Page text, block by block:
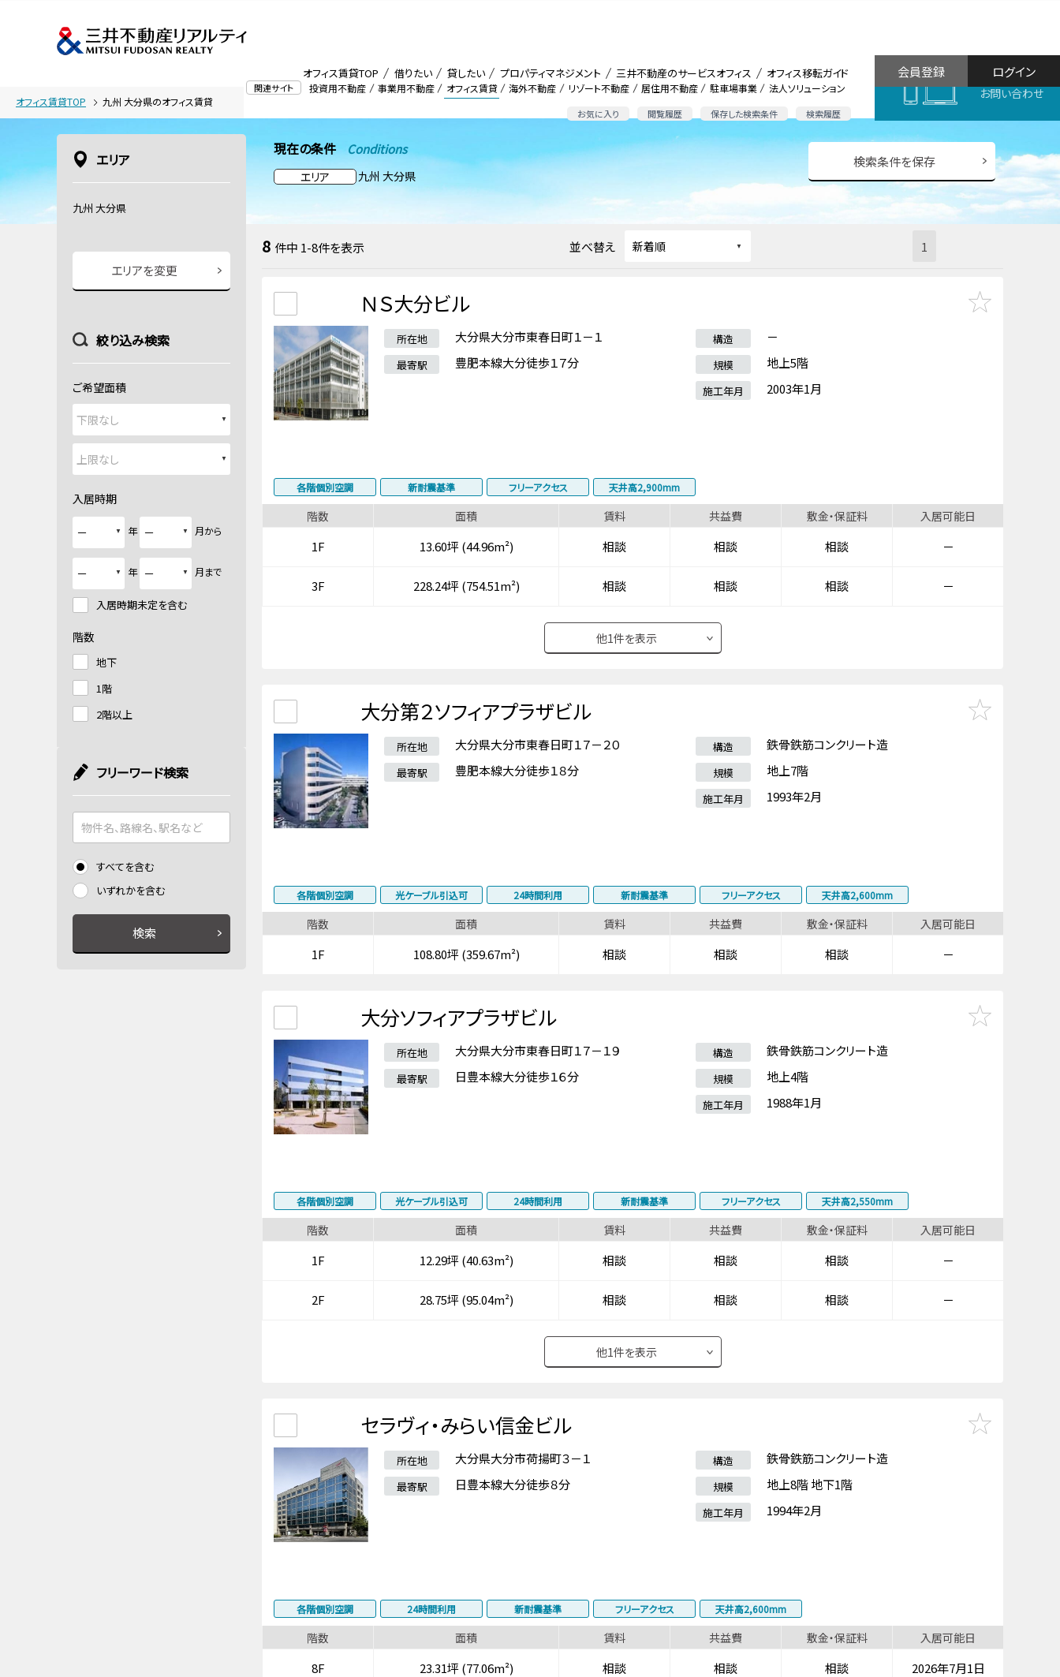
関連サイト 投資用不動産 事業用不動産 オフィス賃貸 海外不動産 リゾート不動産 居住用不動産 駐車場事業 法人ソリューション
お気に入り 閲覧履歴 保存した検索条件 検索履歴
オフィス賃貸TOP 借りたい 貸したい プロパティマネジメント 三井不動産のサービスオフィス オフィス移転ガイド
お問い合わせ
ログイン
会員登録
オフィス賃貸TOP 九州 大分県のオフィス賃貸
現在の条件 Conditions
エリア 九州 大分県
検索条件を保存
8 件中 1-8件を表示 並べ替え 1
ＮＳ大分ビル
所在地 大分県大分市東春日町１－１
最寄駅 豊肥本線大分徒歩１７分
構造 －
規模 地上5階
施工年月 2003年1月
各階個別空調 新耐震基準 フリーアクセス 天井高2,900mm
階数 面積 賃料 共益費 敷金・保証料 入居可能日
1F 13.60坪 (44.96m²) 相談 相談 相談 －
3F 228.24坪 (754.51m²) 相談 相談 相談 －
他1件を表示
大分第２ソフィアプラザビル
所在地 大分県大分市東春日町１７－２０
最寄駅 豊肥本線大分徒歩１８分
構造 鉄骨鉄筋コンクリート造
規模 地上7階
施工年月 1993年2月
各階個別空調 光ケーブル引込可 24時間利用 新耐震基準 フリーアクセス 天井高2,600mm
階数 面積 賃料 共益費 敷金・保証料 入居可能日
1F 108.80坪 (359.67m²) 相談 相談 相談 －
大分ソフィアプラザビル
所在地 大分県大分市東春日町１７－１９
最寄駅 日豊本線大分徒歩１６分
構造 鉄骨鉄筋コンクリート造
規模 地上4階
施工年月 1988年1月
各階個別空調 光ケーブル引込可 24時間利用 新耐震基準 フリーアクセス 天井高2,550mm
階数 面積 賃料 共益費 敷金・保証料 入居可能日
1F 12.29坪 (40.63m²) 相談 相談 相談 －
2F 28.75坪 (95.04m²) 相談 相談 相談 －
他1件を表示
セラヴィ・みらい信金ビル
所在地 大分県大分市荷揚町３－１
最寄駅 日豊本線大分徒歩８分
構造 鉄骨鉄筋コンクリート造
規模 地上8階 地下1階
施工年月 1994年2月
各階個別空調 24時間利用 新耐震基準 フリーアクセス 天井高2,600mm
階数 面積 賃料 共益費 敷金・保証料 入居可能日
8F 23.31坪 (77.06m²) 相談 相談 相談 2026年7月1日
エリア
九州 大分県
エリアを変更
絞り込み検索
ご希望面積
入居時期
年 月から
年 月まで
入居時期未定を含む
階数
地下
1階
2階以上
フリーワード検索
すべてを含む
いずれかを含む
検索